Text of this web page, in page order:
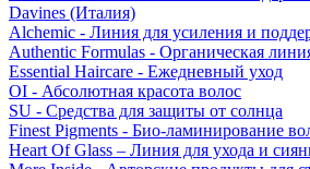
Davines (Италия)
Alchemic - Линия для усиления и
Authentic Formulas - Органическая
Essential Haircare - Eжедневный уход
OI - Абсолютная красота волос
SU - Средства для защиты от солнца
Finest Pigments - Био-ламинирование
Heart Of Glass – Линия для ухода и